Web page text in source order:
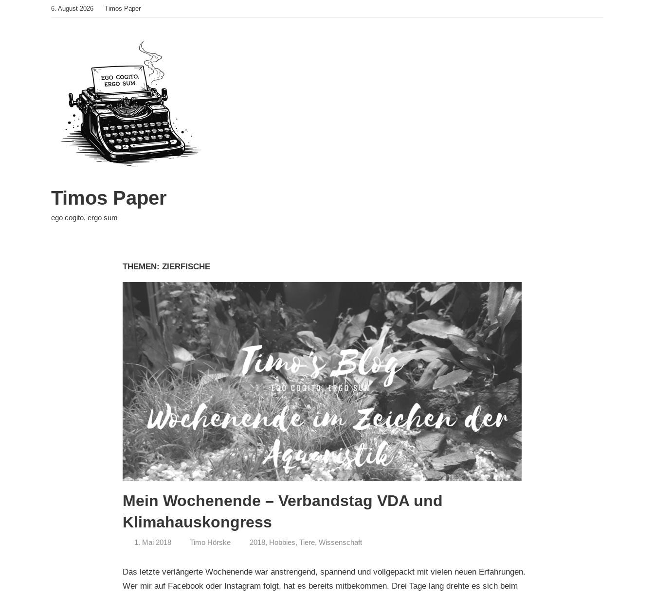
6. August 2026 Timos Paper
Timos Paper
ego cogito, ergo sum
THEMEN: ZIERFISCHE
Mein Wochenende – Verbandstag VDA und
Klimahauskongress
1. Mai 2018 Timo Hörske 2018, Hobbies, Tiere, Wissenschaft
Das letzte verlängerte Wochenende war anstrengend, spannend und vollgepackt mit vielen neuen Erfahrungen.
Wer mir auf Facebook oder Instagram folgt, hat es bereits mitbekommen. Drei Tage lang drehte es sich beim